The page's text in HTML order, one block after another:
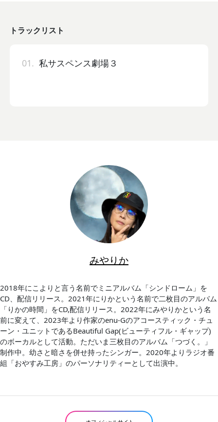
トラックリスト
01. 私サスペンス劇場３
みやりか
2018年にこよりと言う名前でミニアルバム「シンドローム」を
CD、配信リリース。2021年にりかという名前で二枚目のアルバム
「りかの時間」をCD,配信リリース。2022年にみやりかという名
前に変えて、2023年より作家のenu-Gのアコースティック・チュ
ーン・ユニットであるBeautiful Gap(ビューティフル・ギャップ)
のボーカルとして活動。ただいま三枚目のアルバム「つづく。」
制作中。幼さと暗さを併せ持ったシンガー。2020年よりラジオ番
組「おやすみ工房」のパーソナリティーとして出演中。